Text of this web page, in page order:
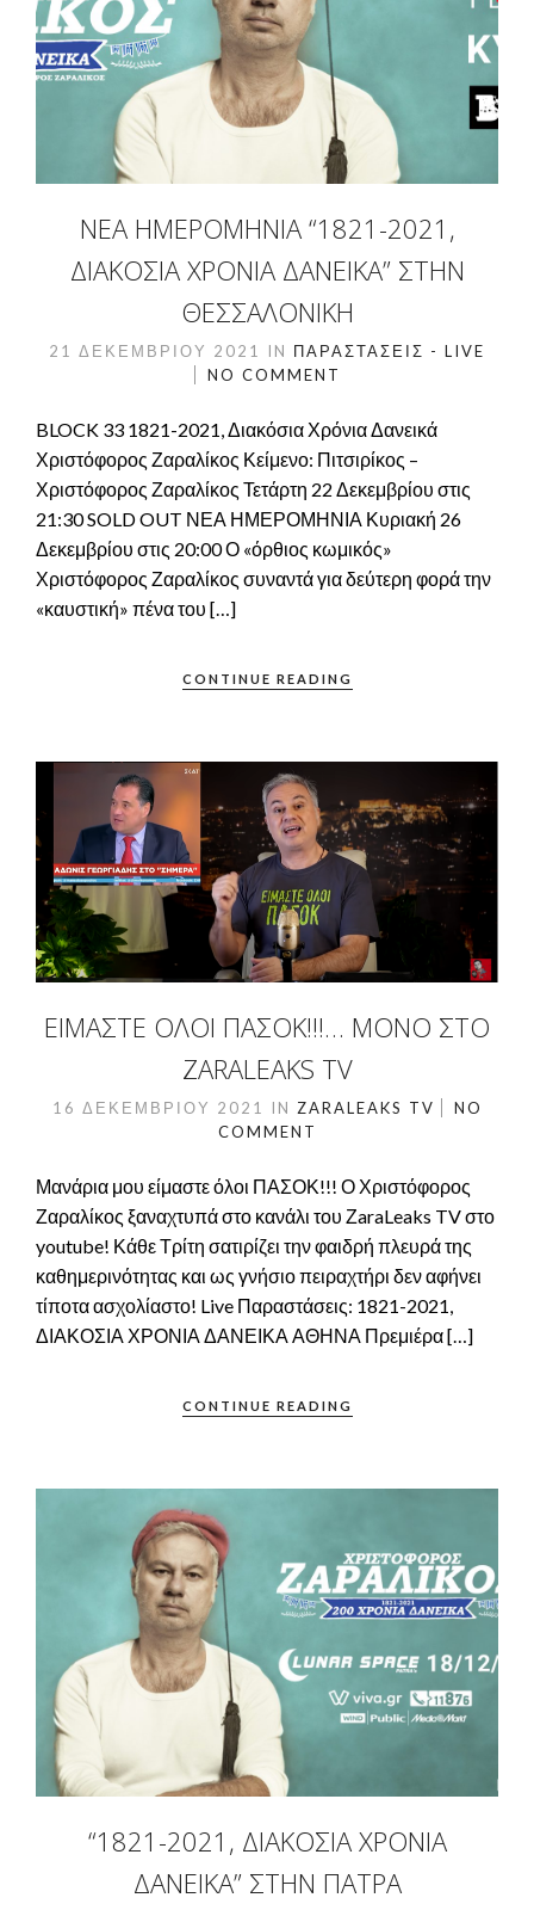
ΝΈΑ ΗΜΕΡΟΜΗΝΊΑ “1821-2021,
ΔΙΑΚΌΣΙΑ ΧΡΌΝΙΑ ΔΑΝΕΙΚΆ” ΣΤΗΝ
ΘΕΣΣΑΛΟΝΊΚΗ
21 ΔΕΚΕΜΒΡΊΟΥ 2021 IN ΠΑΡΑΣΤΆΣΕΙΣ - LIVE
NO COMMENT
BLOCK 33 1821-2021, Διακόσια Χρόνια Δανεικά
Χριστόφορος Ζαραλίκος Κείμενο: Πιτσιρίκος –
Χριστόφορος Ζαραλίκος Τετάρτη 22 Δεκεμβρίου στις
21:30 SOLD OUT ΝΕΑ ΗΜΕΡΟΜΗΝΙΑ Κυριακή 26
Δεκεμβρίου στις 20:00 Ο «όρθιος κωμικός»
Χριστόφορος Ζαραλίκος συναντά για δεύτερη φορά την
«καυστική» πένα του […]
CONTINUE READING
ΕΊΜΑΣΤΕ ΌΛΟΙ ΠΑΣΟΚ!!!… ΜΌΝΟ ΣΤΟ
ZARALEAKS TV
16 ΔΕΚΕΜΒΡΊΟΥ 2021 IN ZARALEAKS TV
NO
COMMENT
Μανάρια μου είμαστε όλοι ΠΑΣΟΚ!!! Ο Χριστόφορος
Ζαραλίκος ξαναχτυπά στο κανάλι του ΖaraLeaks TV στο
youtube! Κάθε Τρίτη σατιρίζει την φαιδρή πλευρά της
καθημερινότητας και ως γνήσιο πειραχτήρι δεν αφήνει
τίποτα ασχολίαστο! Live Παραστάσεις: 1821-2021,
ΔΙΑΚΟΣΙΑ ΧΡΟΝΙΑ ΔΑΝΕΙΚΑ ΑΘΗΝΑ Πρεμιέρα […]
CONTINUE READING
“1821-2021, ΔΙΑΚΌΣΙΑ ΧΡΌΝΙΑ
ΔΑΝΕΙΚΆ” ΣΤΗΝ ΠΆΤΡΑ